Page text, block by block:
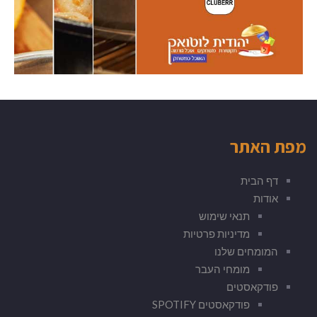
מפת האתר
דף הבית
אודות
תנאי שימוש
מדיניות פרטיות
המומחים שלנו
מומחי העבר
פודקאסטים
פודקאסטים SPOTIFY